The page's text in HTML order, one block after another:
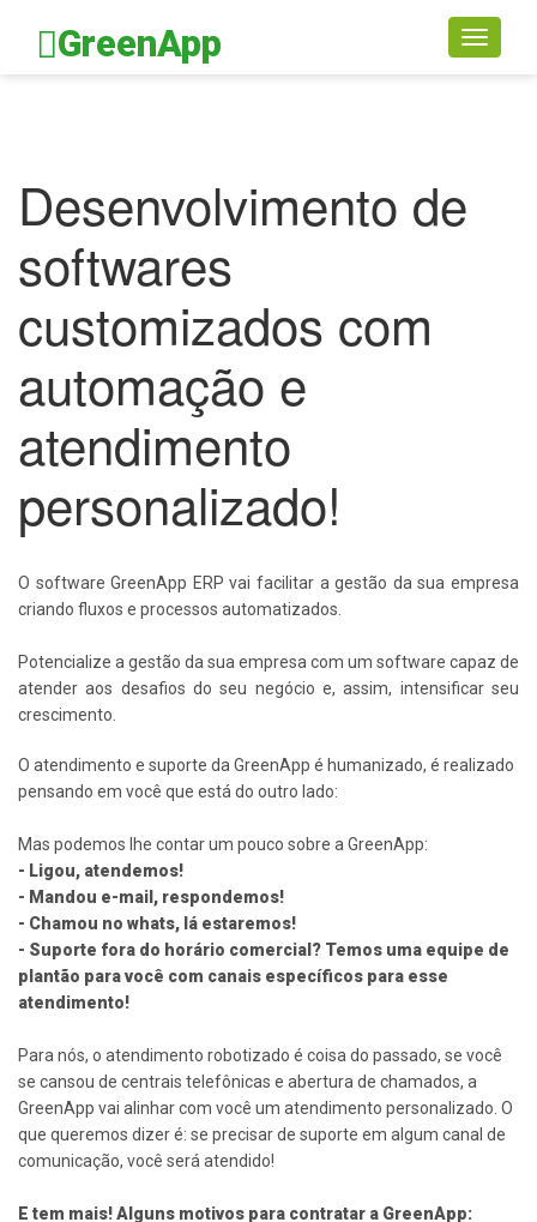
Toggle
GreenApp
Desenvolvimento de
softwares
customizados com
automação e
atendimento
personalizado!
O software GreenApp ERP vai facilitar a gestão da sua empresa
criando fluxos e processos automatizados.
Potencialize a gestão da sua empresa com um software capaz de
atender aos desafios do seu negócio e, assim, intensificar seu
crescimento.
O atendimento e suporte da GreenApp é humanizado, é realizado
pensando em você que está do outro lado:
Mas podemos lhe contar um pouco sobre a GreenApp:
- Ligou, atendemos!
- Mandou e-mail, respondemos!
- Chamou no whats, lá estaremos!
- Suporte fora do horário comercial? Temos uma equipe de
plantão para você com canais específicos para esse
atendimento!
Para nós, o atendimento robotizado é coisa do passado, se você
se cansou de centrais telefônicas e abertura de chamados, a
GreenApp vai alinhar com você um atendimento personalizado. O
que queremos dizer é: se precisar de suporte em algum canal de
comunicação, você será atendido!
E tem mais! Alguns motivos para contratar a GreenApp: